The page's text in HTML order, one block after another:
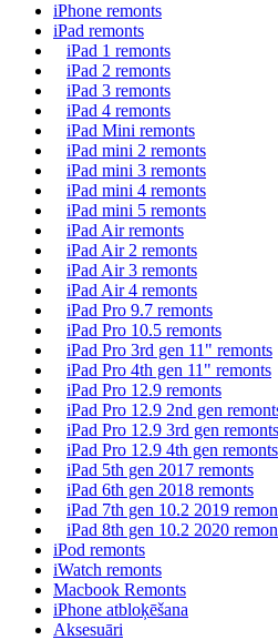
iPhone remonts
iPad remonts
iPad 1 remonts
iPad 2 remonts
iPad 3 remonts
iPad 4 remonts
iPad Mini remonts
iPad mini 2 remonts
iPad mini 3 remonts
iPad mini 4 remonts
iPad mini 5 remonts
iPad Air remonts
iPad Air 2 remonts
iPad Air 3 remonts
iPad Air 4 remonts
iPad Pro 9.7 remonts
iPad Pro 10.5 remonts
iPad Pro 3rd gen 11" remonts
iPad Pro 4th gen 11" remonts
iPad Pro 12.9 remonts
iPad Pro 12.9 2nd gen
iPad Pro 12.9 3rd gen remonts
iPad Pro 12.9 4th gen remonts
iPad 5th gen 2017 remonts
iPad 6th gen 2018 remonts
iPad 7th gen 10.2 2019
iPad 8th gen 10.2 2020
iPod remonts
iWatch remonts
Macbook Remonts
iPhone atbloķēšana
Aksesuāri